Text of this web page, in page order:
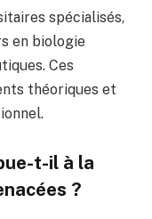
spécialisés,
en biologie
Ces
théoriques et
t-il à la
?